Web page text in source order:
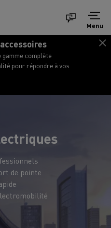
Menu
gamme complète
pour répondre à vos
de pointe